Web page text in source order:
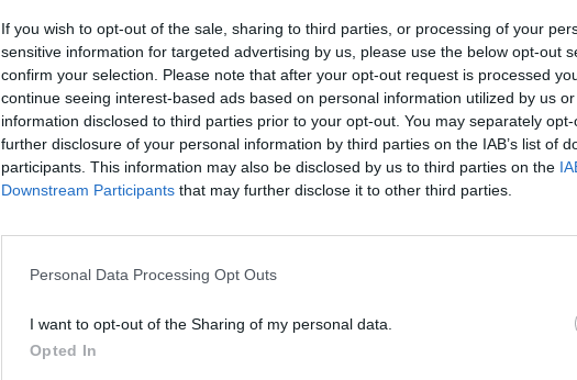
If you wish to opt-out of the sale, sharing to third parties, or processing of your
sensitive information for targeted advertising by us, please use the below opt-out
confirm your selection. Please note that after your opt-out request is processed
continue seeing interest-based ads based on personal information utilized by us
information disclosed to third parties prior to your opt-out. You may separately
further disclosure of your personal information by third parties on the IAB’s list of
participants. This information may also be disclosed by us to third parties on the
Downstream Participants that may further disclose it to other third parties.
Personal Data Processing Opt Outs
I want to opt-out of the Sharing of my personal data.
Opted In